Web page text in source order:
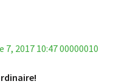
7, 2017 10:47 00000010